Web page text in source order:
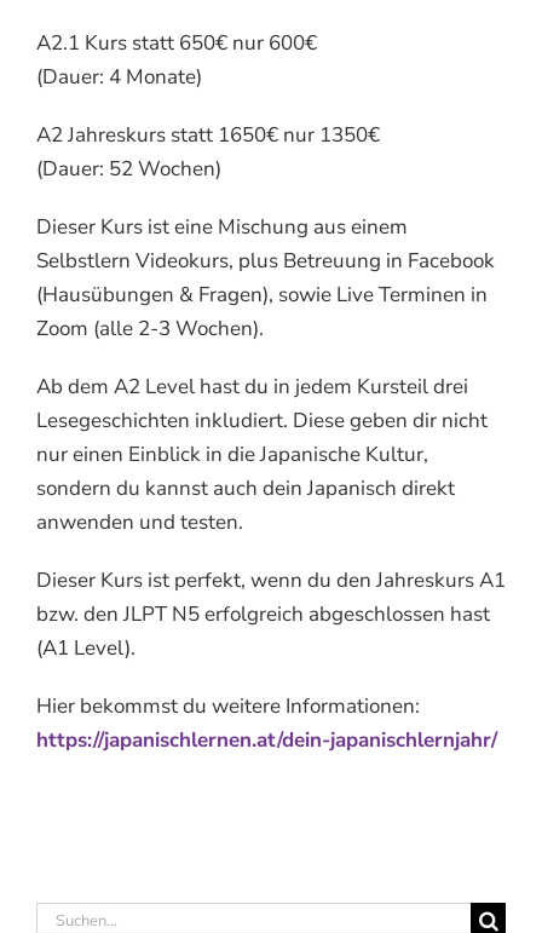
A2.1 Kurs statt 650€ nur 600€
(Dauer: 4 Monate)
A2 Jahreskurs statt 1650€ nur 1350€
(Dauer: 52 Wochen)
Dieser Kurs ist eine Mischung aus einem
Selbstlern Videokurs, plus Betreuung in Facebook
(Hausübungen & Fragen), sowie Live Terminen in
Zoom (alle 2-3 Wochen).
Ab dem A2 Level hast du in jedem Kursteil drei
Lesegeschichten inkludiert. Diese geben dir nicht
nur einen Einblick in die Japanische Kultur,
sondern du kannst auch dein Japanisch direkt
anwenden und testen.
Dieser Kurs ist perfekt, wenn du den Jahreskurs A1
bzw. den JLPT N5 erfolgreich abgeschlossen hast
(A1 Level).
Hier bekommst du weitere Informationen:
https://japanischlernen.at/dein-japanischlernjahr/
Suche